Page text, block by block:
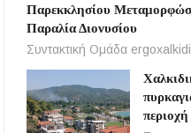
Παρεκκλησίου
Παραλία Διονυσίου
Συντακτική Ομάδα